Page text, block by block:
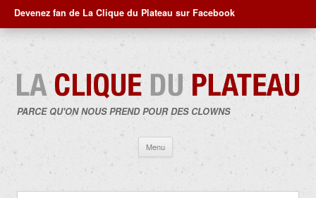
Devenez fan de La Clique du Plateau sur Facebook
PARCE QU'ON NOUS PREND POUR DES CLOWNS
Menu
contenu